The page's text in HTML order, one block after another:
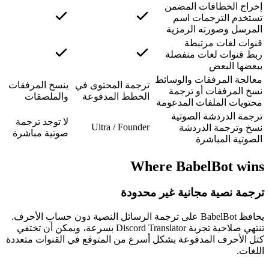
إخراج الخطافات المضمن
تستخدم الترجمات اسم
المرسل وصورته الرمزية
قنوات لغات مرتبطة
ربط قنوات لغات منفصلة
ببعضها البعض
معالجة المرفقات والوسائط
نسخ المرفقات أو ترجمة
محتويات الملفات المدعومة
ترجمة المحتوى في
الخطط المدفوعة
ينسخ المرفقات
والملصقات
ترجمة الدردشة الصوتية
نسخ وترجمة الدردشة
الصوتية المباشرة
Ultra / Founder
لا توجد ترجمة
صوتية مباشرة
Where BabelBot wins
ترجمة نصية مجانية غير محدودة
يحافظ BabelBot على ترجمة الرسائل النصية دون حساب الأحرف.
تنتهي صلاحية تجربة Discord Translator بسرعة، ويمكن أن تختفي
كتل الأحرف المدفوعة بشكل أسرع من المتوقع في القنوات متعددة
اللغات.